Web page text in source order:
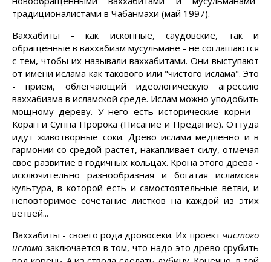
традиционалистами в Чабанмахи (май 1997).
Ваххабиты - как исконные, саудовские, так и
обращенные в ваххабизм мусульмане - не соглашаются
с тем, чтобы их называли ваххабитами. Они выступают
от имени ислама как такового или "чистого ислама". Это
- прием, облегчающий идеологическую агрессию
ваххабизма в исламской среде. Ислам можно уподобить
мощному дереву. У него есть исторические корни -
Коран и Сунна Пророка (Писание и Предание). Оттуда
идут животворные соки. Древо ислама медленно и в
гармонии со средой растет, накапливает силу, отмечая
свое развитие в годичных кольцах. Крона этого древа -
исключительно разнообразная и богатая исламская
культура, в которой есть и самостоятельные ветви, и
неповторимое сочетание листков на каждой из этих
ветвей...
Ваххабиты - своего рода дровосеки. Их проект чистого
ислама заключается в том, что надо это древо срубить